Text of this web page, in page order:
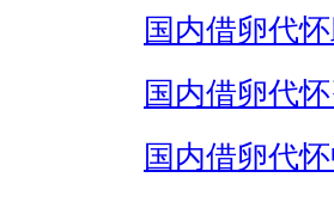
国内借卵代
国内借卵代
国内借卵代